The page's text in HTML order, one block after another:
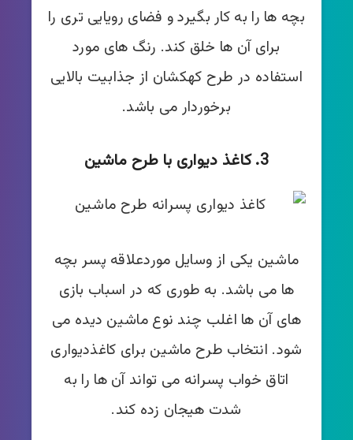
بچه ها را به کار بگیرد و فضای رویایی تری را
برای آن ها خلق کند. رنگ های مورد
استفاده در طرح کهکشان از جذابیت بالایی
برخوردار می باشد.
3. کاغذ دیواری با طرح ماشین
ماشین یکی از وسایل موردعلاقه پسر بچه
ها می باشد. به طوری که در اسباب بازی
های آن ها اغلب چند نوع ماشین دیده می
شود. انتخاب طرح ماشین برای کاغذدیواری
اتاق خواب پسرانه می تواند آن ها را به
شدت هیجان زده کند.